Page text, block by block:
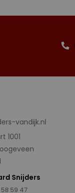
vandijk.nl
1001
Snijders
59 47